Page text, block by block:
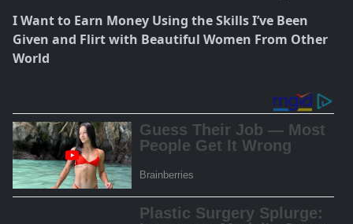
I Want to Earn Money Using the Skills I’ve Been
Given and Flirt with Beautiful Women From Other
World